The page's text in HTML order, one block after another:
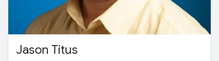
Jason Titus